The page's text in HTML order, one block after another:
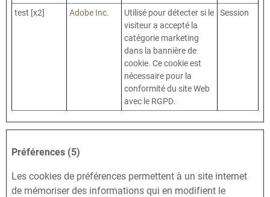
test [x2] Adobe Inc.
Utilisé pour détecter si le
visiteur a accepté la
catégorie marketing
dans la bannière de
cookie. Ce cookie est
nécessaire pour la
conformité du site Web
avec le RGPD.
Session
Préférences (5)
Les cookies de préférences permettent à un site internet
de mémoriser des informations qui en modifient le